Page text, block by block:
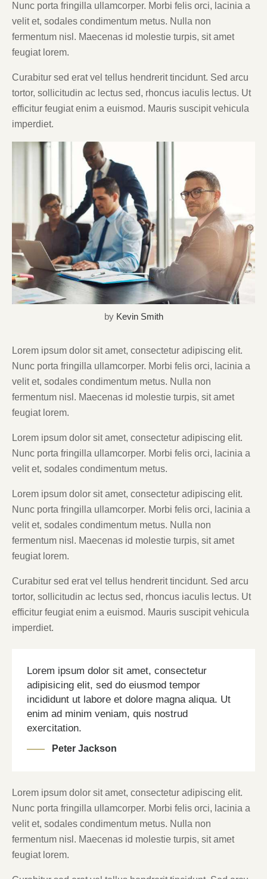
Nunc porta fringilla ullamcorper. Morbi felis orci, lacinia a
velit et, sodales condimentum metus. Nulla non
fermentum nisl. Maecenas id molestie turpis, sit amet
feugiat lorem.
Curabitur sed erat vel tellus hendrerit tincidunt. Sed arcu
tortor, sollicitudin ac lectus sed, rhoncus iaculis lectus. Ut
efficitur feugiat enim a euismod. Mauris suscipit vehicula
imperdiet.
by Kevin Smith
Lorem ipsum dolor sit amet, consectetur adipiscing elit.
Nunc porta fringilla ullamcorper. Morbi felis orci, lacinia a
velit et, sodales condimentum metus. Nulla non
fermentum nisl. Maecenas id molestie turpis, sit amet
feugiat lorem.
Lorem ipsum dolor sit amet, consectetur adipiscing elit.
Nunc porta fringilla ullamcorper. Morbi felis orci, lacinia a
velit et, sodales condimentum metus.
Lorem ipsum dolor sit amet, consectetur adipiscing elit.
Nunc porta fringilla ullamcorper. Morbi felis orci, lacinia a
velit et, sodales condimentum metus. Nulla non
fermentum nisl. Maecenas id molestie turpis, sit amet
feugiat lorem.
Curabitur sed erat vel tellus hendrerit tincidunt. Sed arcu
tortor, sollicitudin ac lectus sed, rhoncus iaculis lectus. Ut
efficitur feugiat enim a euismod. Mauris suscipit vehicula
imperdiet.
Lorem ipsum dolor sit amet, consectetur
adipisicing elit, sed do eiusmod tempor
incididunt ut labore et dolore magna aliqua. Ut
enim ad minim veniam, quis nostrud
exercitation.
Peter Jackson
Lorem ipsum dolor sit amet, consectetur adipiscing elit.
Nunc porta fringilla ullamcorper. Morbi felis orci, lacinia a
velit et, sodales condimentum metus. Nulla non
fermentum nisl. Maecenas id molestie turpis, sit amet
feugiat lorem.